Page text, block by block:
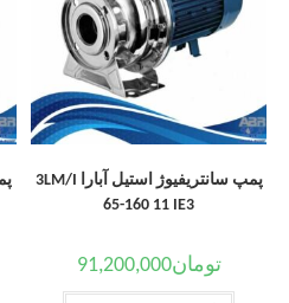
پمپ سانتریفیوژ استیل آبارا 3LM/I
65-160 11 IE3
تومان91,200,000